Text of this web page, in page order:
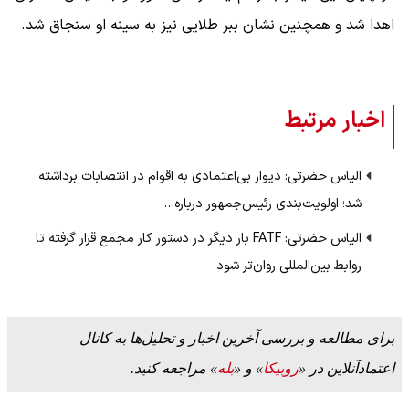
اهدا شد و همچنین نشان ببر طلایی نیز به سینه او سنجاق شد.
اخبار مرتبط
الیاس حضرتی: دیوار بی‌اعتمادی به اقوام در انتصابات برداشته
شد؛ اولویت‌بندی رئیس‌جمهور درباره…
الیاس حضرتی: FATF بار دیگر در دستور کار مجمع قرار گرفته تا
روابط بین‌المللی روان‌تر شود
برای مطالعه و بررسی آخرین اخبار و تحلیل‌ها به کانال
اعتمادآنلاین در «روبیکا» و «بله» مراجعه کنید.